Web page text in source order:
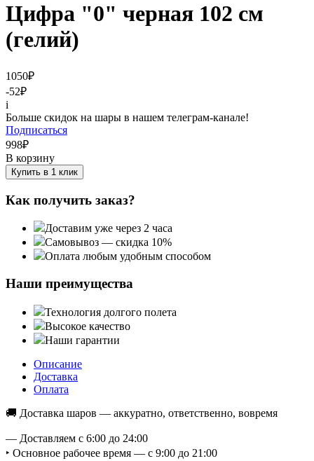
Цифра "0" черная 102 см
(гелий)
1050₽
-52₽
i
Больше скидок на шары в нашем телеграм-канале!
Подписаться
998₽
В корзину
Купить в 1 клик
Как получить заказ?
Доставим уже через 2 часа
Самовывоз — скидка 10%
Оплата любым удобным способом
Наши преимущества
Технология долгого полета
Высокое качество
Наши гарантии
Описание
Доставка
Оплата
🚚 Доставка шаров — аккуратно, ответственно, вовремя
— Доставляем с 6:00 до 24:00
‣ Основное рабочее время — с 9:00 до 21:00